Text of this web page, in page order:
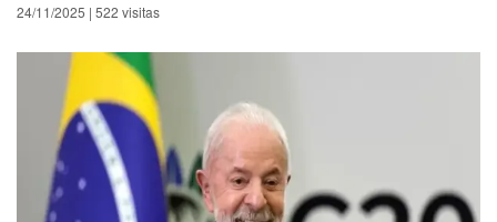
24/11/2025 | 522 visitas